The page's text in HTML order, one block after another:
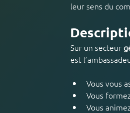
leur sens du
Sur un secteur
est
Vous vous
Vous
Vous